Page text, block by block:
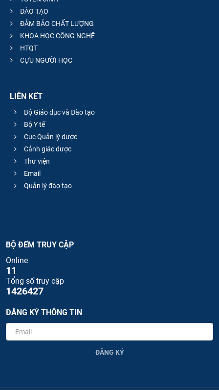
ĐÀO TẠO
ĐẢM BẢO CHẤT LƯỢNG
KHOA HỌC CÔNG NGHỆ
HTQT
CỰU NGƯỜI HỌC
LIÊN KẾT
Bộ Giáo dục và Đào tạo
Bộ Y tế
Cục Quản lý dược
Cảnh giác dược
Thư viện
Email
Quản lý đào tạo
BỘ ĐẾM TRUY CẬP
Online
11
Tổng số truy cập
1426427
ĐĂNG KÝ THÔNG TIN
ĐĂNG KÝ